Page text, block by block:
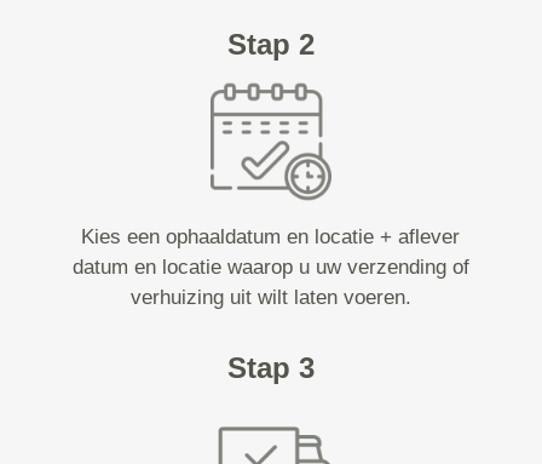
Stap 2
Kies een ophaaldatum en locatie + aflever
datum en locatie waarop u uw verzending of
verhuizing uit wilt laten voeren.
Stap 3